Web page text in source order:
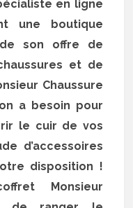
en ligne
une boutique
son offre de
et de
Chaussure
a besoin pour
le cuir de vos
d’accessoires
disposition !
Monsieur